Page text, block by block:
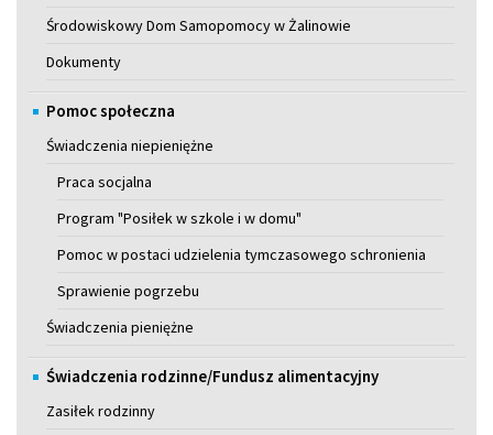
Środowiskowy Dom Samopomocy w Żalinowie
Dokumenty
Pomoc społeczna
Świadczenia niepieniężne
Praca socjalna
Program "Posiłek w szkole i w domu"
Pomoc w postaci udzielenia tymczasowego schronienia
Sprawienie pogrzebu
Świadczenia pieniężne
Świadczenia rodzinne/Fundusz alimentacyjny
Zasiłek rodzinny